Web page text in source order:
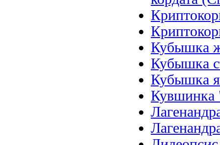
Кубышка
Кубышка
Кубышка
Кувшинка